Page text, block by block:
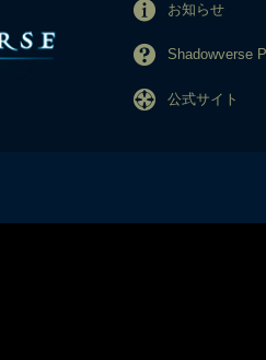
お知らせ
Shadowverse
公式サイト